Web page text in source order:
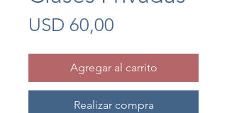
USD 60,00
Agregar al carrito
Realizar compra